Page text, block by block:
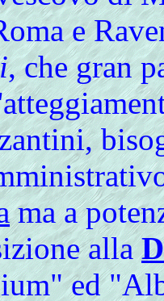
e
, che gran
ma a
alla
ed